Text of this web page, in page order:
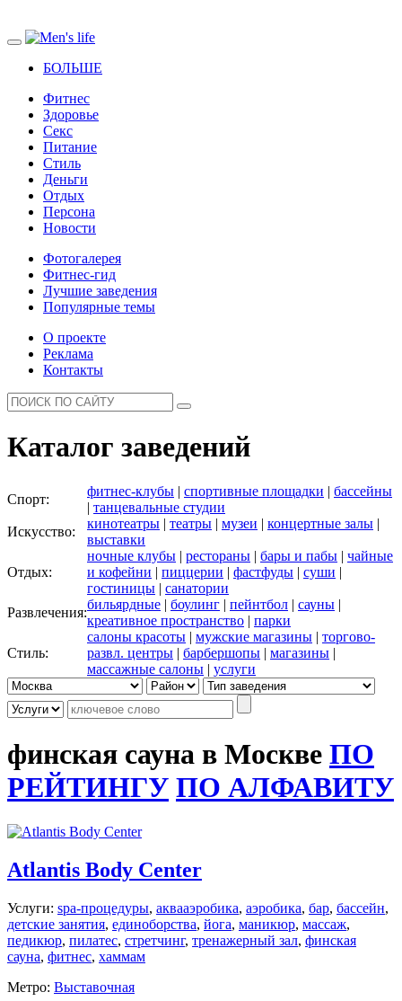
БОЛЬШЕ
Фитнес
Здоровье
Секс
Питание
Стиль
Деньги
Отдых
Персона
Новости
Фотогалерея
Фитнес-гид
Лучшие заведения
Популярные темы
О проекте
Реклама
Контакты
Каталог заведений
Спорт:
фитнес-клубы | спортивные площадки | бассейны
| танцевальные студии
Искусство:
кинотеатры | театры | музеи | концертные залы |
выставки
Отдых:
ночные клубы | рестораны | бары и пабы | чайные
и кофейни | пиццерии | фастфуды | суши |
гостиницы | санатории
Развлечения:
бильярдные | боулинг | пейнтбол | сауны |
креативное пространство | парки
Стиль:
салоны красоты | мужские магазины | торгово-
развл. центры | барбершопы | магазины |
массажные салоны | услуги
финская сауна в Москве ПО
РЕЙТИНГУ ПО АЛФАВИТУ
Atlantis Body Center
Услуги: spa-процедуры, аквааэробика, аэробика, бар, бассейн,
детские занятия, единоборства, йога, маникюр, массаж,
педикюр, пилатес, стретчинг, тренажерный зал, финская
сауна, фитнес, хаммам
Метро: Выставочная